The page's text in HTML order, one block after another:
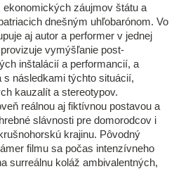
záujmov štátu a
dnešným uhľobarónom. Vo
aj autor a performer v jednej
vymýšľanie post-
inštalácií a performancií, a
následkami týchto situácií,
kauzalít a stereotypov.
reálnou aj fiktívnou postavou a
slávnosti pre domorodcov i
krajinu. Pôvodný
filmu sa počas intenzívneho
surreálnu koláž ambivalentných,